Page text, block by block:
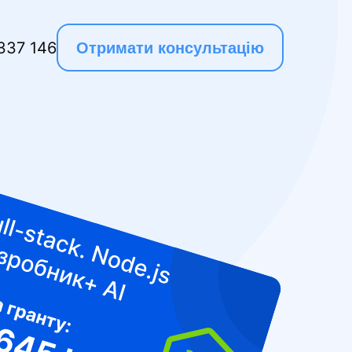
146 Отримати консультацію